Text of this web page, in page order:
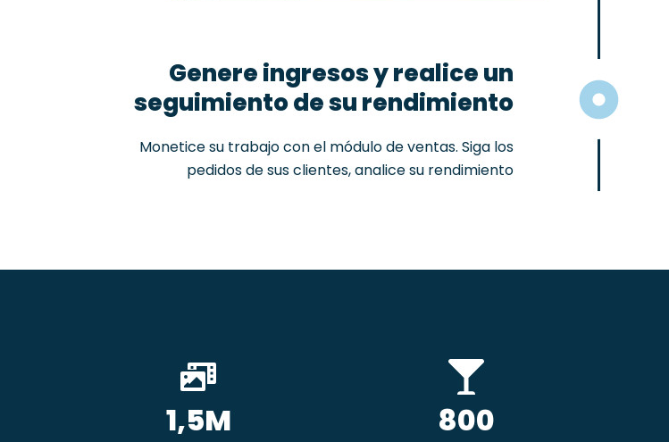
Genere ingresos y realice un
seguimiento de su rendimiento
Monetice su trabajo con el módulo de ventas. Siga los
pedidos de sus clientes, analice su rendimiento
1,5M 800